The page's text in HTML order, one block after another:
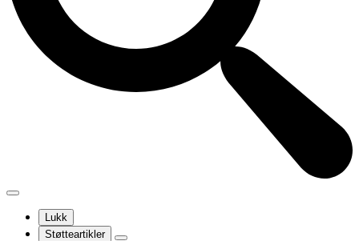
Lukk
Støtteartikler